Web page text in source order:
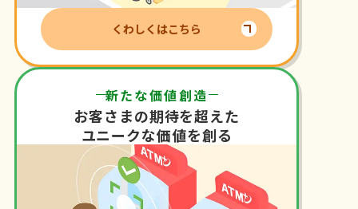
くわしくはこちら
新たな価値創造
お客さまの期待を超えた
ユニークな価値を創る